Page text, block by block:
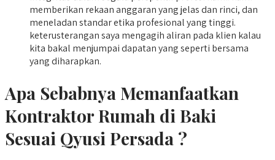
memberikan rekaan anggaran yang jelas dan rinci, dan
meneladan standar etika profesional yang tinggi.
keterusterangan saya mengagih aliran pada klien kalau
kita bakal menjumpai dapatan yang seperti bersama
yang diharapkan.
Apa Sebabnya Memanfaatkan
Kontraktor Rumah di Baki
Sesuai Qyusi Persada ?